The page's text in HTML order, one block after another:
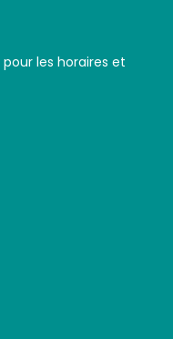
pour les horaires et